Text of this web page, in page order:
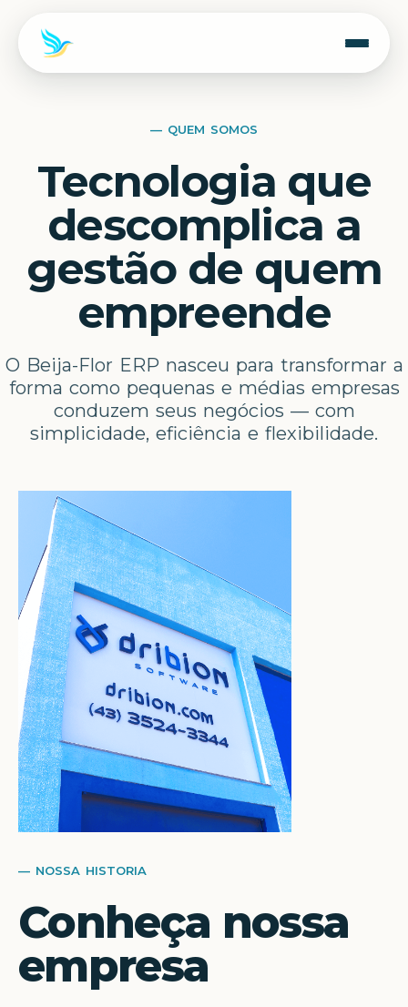
— QUEM SOMOS
Tecnologia que
descomplica a
gestão de quem
empreende
O Beija-Flor ERP nasceu para transformar a
forma como pequenas e médias empresas
conduzem seus negócios — com
simplicidade, eficiência e flexibilidade.
— NOSSA HISTORIA
Conheça nossa
empresa